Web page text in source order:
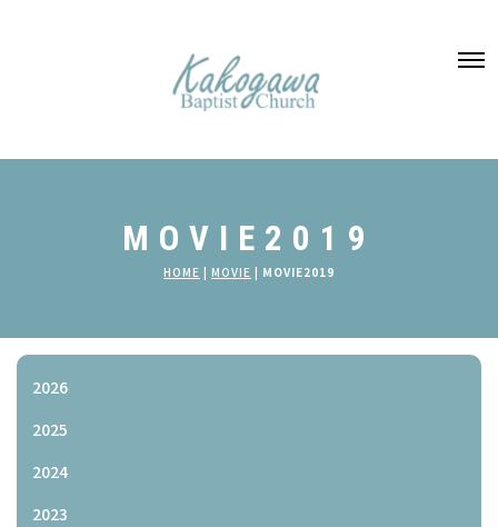
MOVIE2019
HOME | MOVIE | MOVIE2019
2026
2025
2024
2023